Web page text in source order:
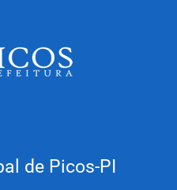
de Picos-PI